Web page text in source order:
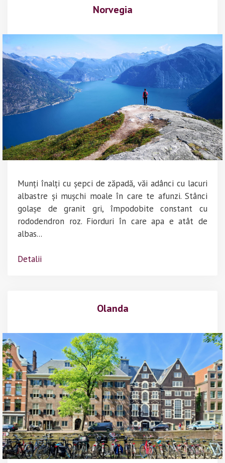
Norvegia
Munți înalți cu șepci de zăpadă, văi adânci cu lacuri
albastre și mușchi moale în care te afunzi. Stânci
golașe de granit gri, împodobite constant cu
rododendron roz. Fiorduri în care apa e atât de
albas...
Detalii
Olanda